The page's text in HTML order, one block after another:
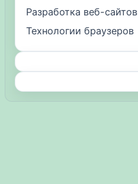
Разработка веб-сайтов
Технологии браузеров